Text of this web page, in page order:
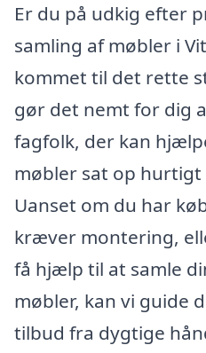
Er du på udkig efter
samling af møbler i
kommet til det rette
gør det nemt for dig
fagfolk, der kan
møbler sat op
Uanset om du har
kræver montering,
få hjælp til at samle
møbler, kan vi guide
tilbud fra dygtige